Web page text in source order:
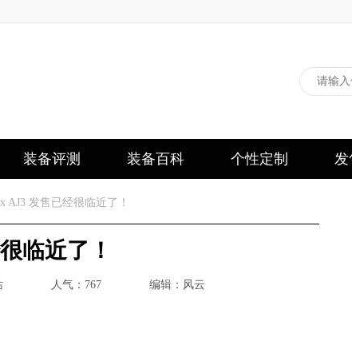
装备评测 装备百科 个性定制 发
AJ3 发售已经很临近了！
临近了！
人气：767 编辑：风云